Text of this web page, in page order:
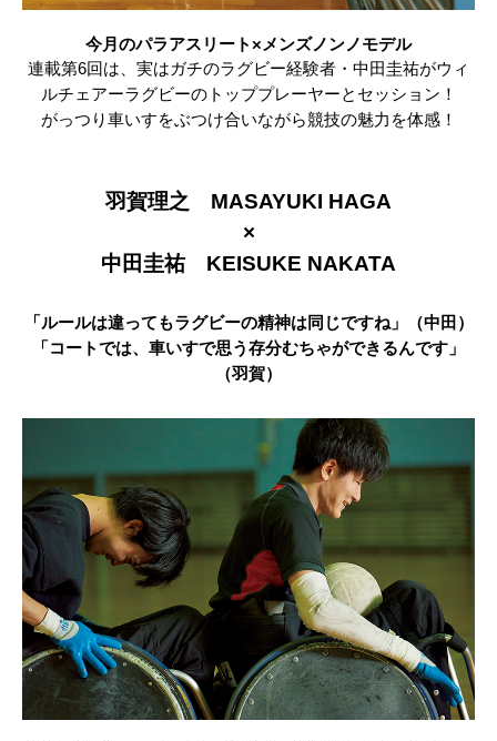
今月のパラアスリート×メンズノンノモデル
連載第6回は、実はガチのラグビー経験者・中田圭祐がウィ
ルチェアーラグビーのトッププレーヤーとセッション！
がっつり車いすをぶつけ合いながら競技の魅力を体感！
羽賀理之 MASAYUKI HAGA
×
中田圭祐KEISUKE NAKATA
「ルールは違ってもラグビーの精神は同じですね」（中田）
「コートでは、車いすで思う存分むちゃができるんです」
（羽賀）